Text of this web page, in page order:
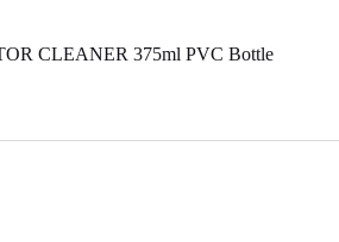
CLEANER 375ml PVC Bottle